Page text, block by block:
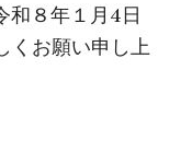
和８年１月4日
くお願い申し上